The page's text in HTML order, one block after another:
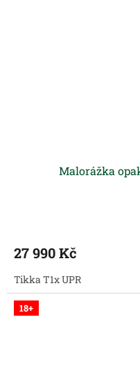
Malorážka
27 990 Kč
Tikka T1x UPR
18+